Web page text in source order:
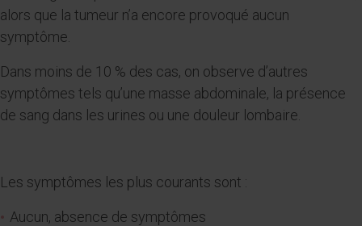
alors que la tumeur n’a encore provoqué aucun
symptôme.
Dans moins de 10 % des cas, on observe d’autres
symptômes tels qu’une masse abdominale, la présence
de sang dans les urines ou une douleur lombaire.
Les symptômes les plus courants sont :
Aucun, absence de symptômes